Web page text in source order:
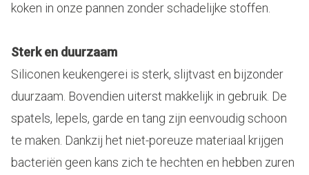
koken in onze pannen zonder schadelijke stoffen.
Sterk en duurzaam
Siliconen keukengerei is sterk, slijtvast en bijzonder
duurzaam. Bovendien uiterst makkelijk in gebruik. De
spatels, lepels, garde en tang zijn eenvoudig schoon
te maken. Dankzij het niet-poreuze materiaal krijgen
bacteriën geen kans zich te hechten en hebben zuren